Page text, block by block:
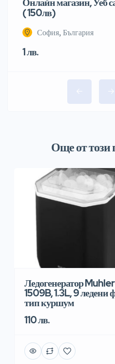
( 150лв)
София, България
1 лв.
Още от този
Ледогенератор
1509B, 1.3L, 9 ледени
тип куршум
110 лв.